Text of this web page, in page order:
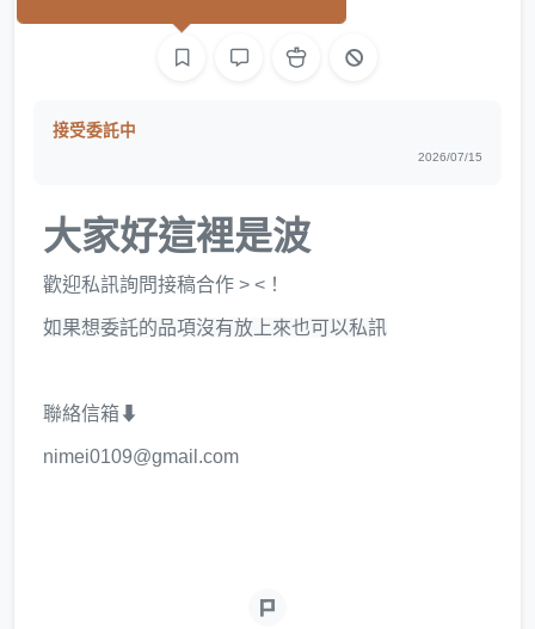
接受委託中
2026/07/15
大家好這裡是波
歡迎私訊詢問接稿合作 > <！
如果想委託的品項沒有放上來也可以私訊
聯絡信箱⬇
nimei0109@gmail.com